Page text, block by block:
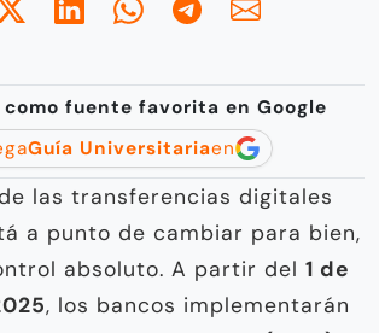
como fuente favorita en Google
Guía Universitariaen
las transferencias digitales
a punto de cambiar para bien,
absoluto. A partir del 1 de
, los bancos implementarán